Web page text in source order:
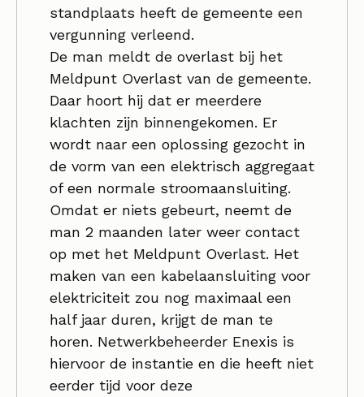
standplaats heeft de gemeente een
vergunning verleend.
De man meldt de overlast bij het
Meldpunt Overlast van de gemeente.
Daar hoort hij dat er meerdere
klachten zijn binnengekomen. Er
wordt naar een oplossing gezocht in
de vorm van een elektrisch aggregaat
of een normale stroomaansluiting.
Omdat er niets gebeurt, neemt de
man 2 maanden later weer contact
op met het Meldpunt Overlast. Het
maken van een kabelaansluiting voor
elektriciteit zou nog maximaal een
half jaar duren, krijgt de man te
horen. Netwerkbeheerder Enexis is
hiervoor de instantie en die heeft niet
eerder tijd voor deze